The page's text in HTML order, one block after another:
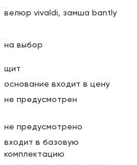
велюр vivaldi, замша bantly
на выбор
щит
основание входит в цену
не предусмотрен
не предусмотрено
входит в базовую
комплектацию